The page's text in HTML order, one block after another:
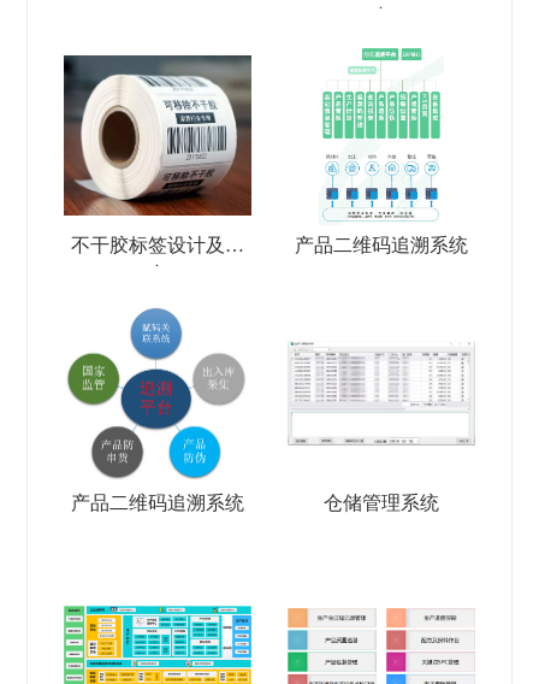
不干胶标签设计及生
产品二维码追溯系统
产品二维码追溯系统 仓储管理系统